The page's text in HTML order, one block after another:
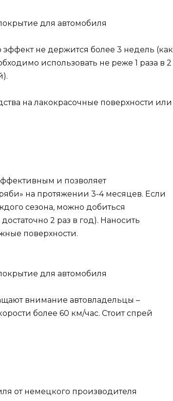
не держится более 3 недель (как
использовать не реже 1 раза в 2
на лакокрасочные поверхности или
и позволяет
на протяжении 3-4 месяцев. Если
сезона, можно добиться
2 раз в год). Наносить
поверхности.
внимание автовладельцы –
более 60 км/час. Стоит спрей
от немецкого производителя